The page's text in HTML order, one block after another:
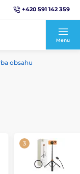
+420 591 142 359
Menu
obsahu